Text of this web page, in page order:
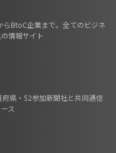
らBtoC企業まで。全てのビジネ
情報サイト
県・52参加新聞社と共同通信
ス